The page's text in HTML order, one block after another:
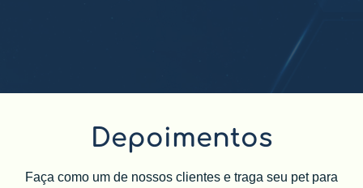
Depoimentos
Faça como um de nossos clientes e traga seu pet para